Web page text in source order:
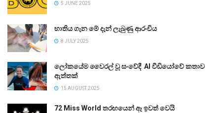
5 JUNE 2025
භාතිය ගැන මේ දැන් ලැබුණු ආරංචිය
8 JULY 2025
ලෝකයේම වෛරල් වූ සංවේදී AI වීඩියෝවේ කතාව
ඇත්තක්
15 AUGUST 2025
72 Miss World තරඟයෙන් ඈ ඉවත් වෙයි